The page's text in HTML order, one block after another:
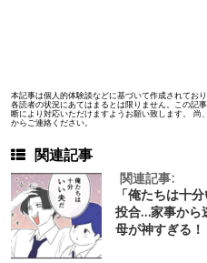
本記事は個人的体験談などに基づいて作成されてお
各読者の状況にあてはまるとは限りません。この記
断により対応いただけますようお願い致します。 尚
からご連絡ください。
関連記事
関連記事:
「俺たちは十
投合…家事から
母が神すぎる